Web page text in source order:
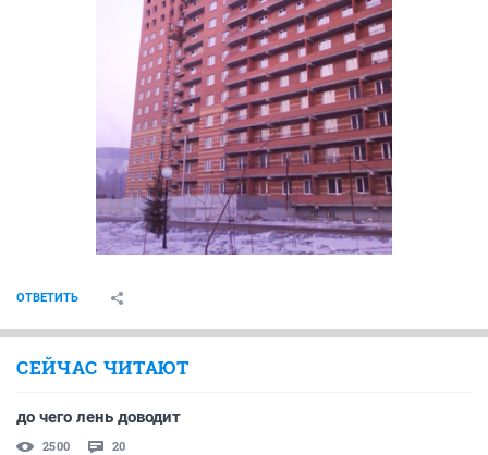
ОТВЕТИТЬ
СЕЙЧАС ЧИТАЮТ
до чего лень доводит
2500 20